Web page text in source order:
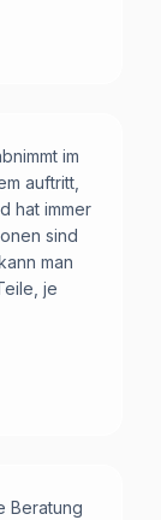
im
auftritt,
hat immer
sind
man
je
Beratung